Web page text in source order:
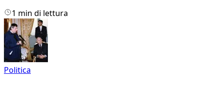
1 min di lettura
Politica